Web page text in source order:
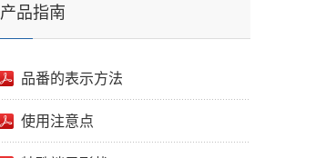
产品指南
品番的表示方法
使用注意点